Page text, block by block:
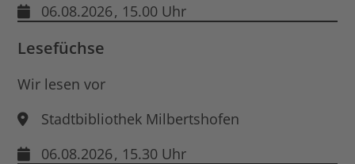
06.08.2026, 15.00 Uhr
Lesefüchse
Wir lesen vor
Stadtbibliothek Milbertshofen
06.08.2026, 15.30 Uhr